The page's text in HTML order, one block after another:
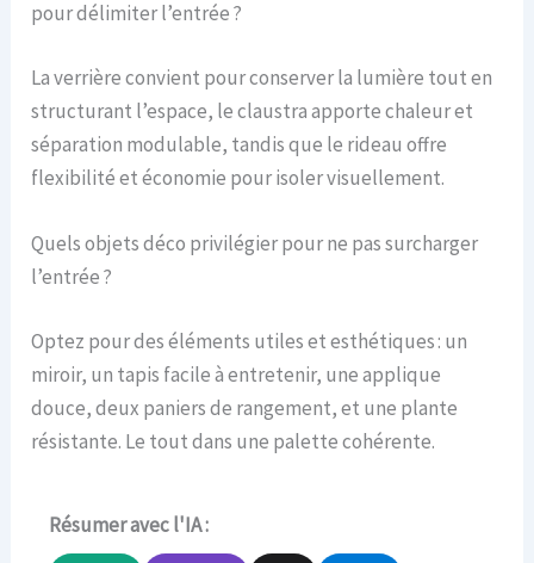
pour délimiter l’entrée ?
La verrière convient pour conserver la lumière tout en
structurant l’espace, le claustra apporte chaleur et
séparation modulable, tandis que le rideau offre
flexibilité et économie pour isoler visuellement.
Quels objets déco privilégier pour ne pas surcharger
l’entrée ?
Optez pour des éléments utiles et esthétiques : un
miroir, un tapis facile à entretenir, une applique
douce, deux paniers de rangement, et une plante
résistante. Le tout dans une palette cohérente.
Résumer avec l'IA :